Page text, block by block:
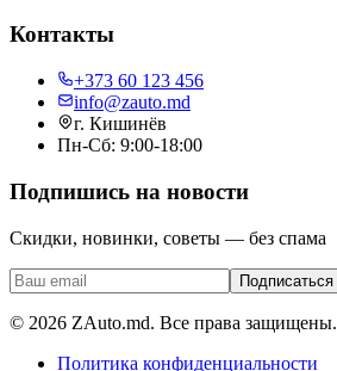
Контакты
+373 60 123 456
info@zauto.md
г. Кишинёв
Пн-Сб: 9:00-18:00
Подпишись на новости
Скидки, новинки, советы — без спама
Подписаться
© 2026 ZAuto.md. Все права защищены.
Политика конфиденциальности